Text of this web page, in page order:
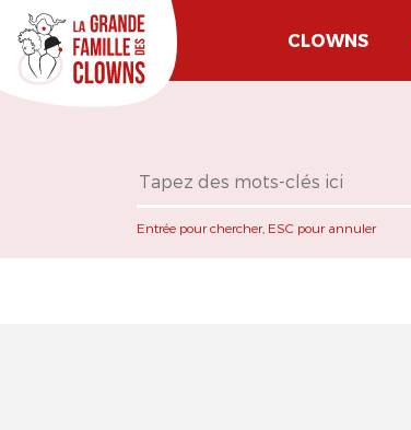
CLOWNS
Entrée pour chercher, ESC pour annuler